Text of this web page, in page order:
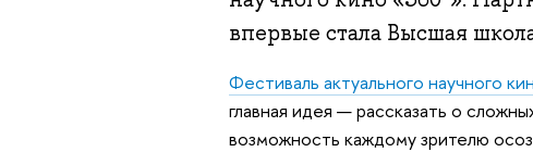
впервые стала Высшая
Фестиваль актуального научного
главная идея — рассказать о
возможность каждому зрителю